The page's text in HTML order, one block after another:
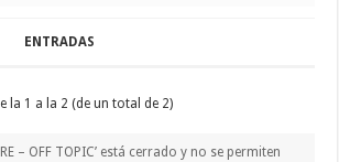
ENTRADAS
la 1 a la 2 (de un total de 2)
– OFF TOPIC’ está cerrado y no se permiten